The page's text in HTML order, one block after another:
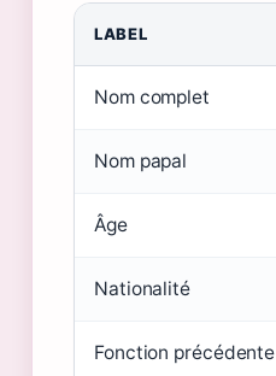
LABEL
Nom complet
Nom papal
Âge
Nationalité
Fonction précédente